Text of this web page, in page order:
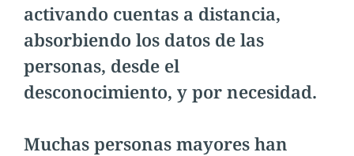
activando cuentas a distancia,
absorbiendo los datos de las
personas, desde el
desconocimiento, y por necesidad.
Muchas personas mayores han